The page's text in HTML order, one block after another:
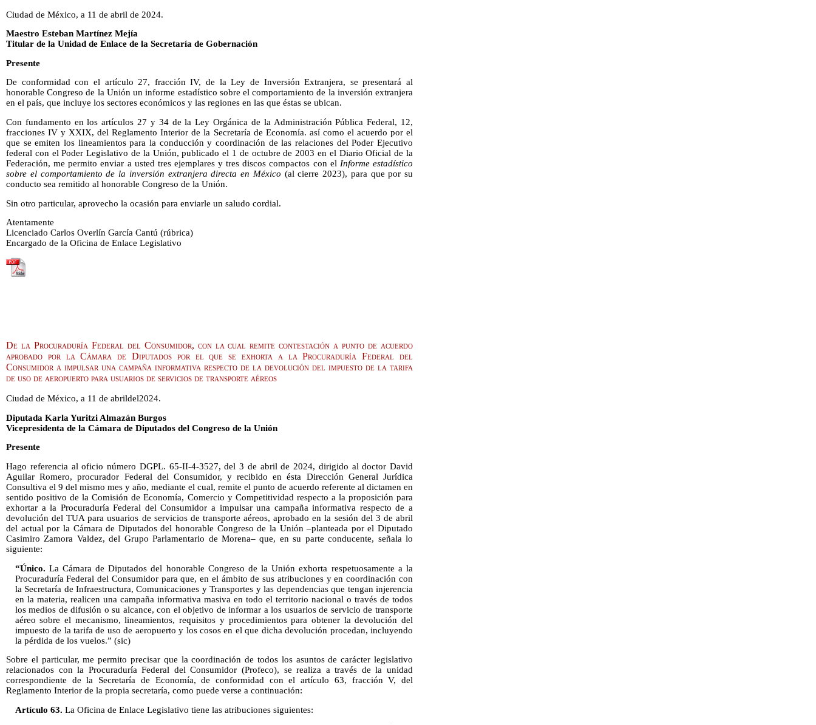
Ciudad de México, a 11 de abril de 2024.
Maestro Esteban Martínez Mejía
Titular de la Unidad de Enlace de la Secretaría de Gobernación
Presente
De conformidad con el artículo 27, fracción IV, de la Ley de Inversión Extranjera, se presentará al
honorable Congreso de la Unión un informe estadístico sobre el comportamiento de la inversión extranjera
en el país, que incluye los sectores económicos y las regiones en las que éstas se ubican.
Con fundamento en los artículos 27 y 34 de la Ley Orgánica de la Administración Pública Federal, 12,
fracciones IV y XXIX, del Reglamento Interior de la Secretaría de Economía. así como el acuerdo por el
que se emiten los lineamientos para la conducción y coordinación de las relaciones del Poder Ejecutivo
federal con el Poder Legislativo de la Unión, publicado el 1 de octubre de 2003 en el Diario Oficial de la
Federación, me permito enviar a usted tres ejemplares y tres discos compactos con el Informe estadístico
sobre el comportamiento de la inversión extranjera directa en México (al cierre 2023), para que por su
conducto sea remitido al honorable Congreso de la Unión.
Sin otro particular, aprovecho la ocasión para enviarle un saludo cordial.
Atentamente
Licenciado Carlos Overlín García Cantú (rúbrica)
Encargado de la Oficina de Enlace Legislativo
De la Procuraduría Federal del Consumidor, con la cual remite contestación a punto de acuerdo
aprobado por la Cámara de Diputados por el que se exhorta a la Procuraduría Federal del
Consumidor a impulsar una campaña informativa respecto de la devolución del impuesto de la tarifa
de uso de aeropuerto para usuarios de servicios de transporte aéreos
Ciudad de México, a 11 de abrildel2024.
Diputada Karla Yuritzi Almazán Burgos
Vicepresidenta de la Cámara de Diputados del Congreso de la Unión
Presente
Hago referencia al oficio número DGPL. 65-II-4-3527, del 3 de abril de 2024, dirigido al doctor David
Aguilar Romero, procurador Federal del Consumidor, y recibido en ésta Dirección General Jurídica
Consultiva el 9 del mismo mes y año, mediante el cual, remite el punto de acuerdo referente al dictamen en
sentido positivo de la Comisión de Economía, Comercio y Competitividad respecto a la proposición para
exhortar a la Procuraduría Federal del Consumidor a impulsar una campaña informativa respecto de a
devolución del TUA para usuarios de servicios de transporte aéreos, aprobado en la sesión del 3 de abril
del actual por la Cámara de Diputados del honorable Congreso de la Unión –planteada por el Diputado
Casimiro Zamora Valdez, del Grupo Parlamentario de Morena– que, en su parte conducente, señala lo
siguiente:
“Único. La Cámara de Diputados del honorable Congreso de la Unión exhorta respetuosamente a la
Procuraduría Federal del Consumidor para que, en el ámbito de sus atribuciones y en coordinación con
la Secretaría de Infraestructura, Comunicaciones y Transportes y las dependencias que tengan injerencia
en la materia, realicen una campaña informativa masiva en todo el territorio nacional o través de todos
los medios de difusión o su alcance, con el objetivo de informar a los usuarios de servicio de transporte
aéreo sobre el mecanismo, lineamientos, requisitos y procedimientos para obtener la devolución del
impuesto de la tarifa de uso de aeropuerto y los cosos en el que dicha devolución procedan, incluyendo
la pérdida de los vuelos.” (sic)
Sobre el particular, me permito precisar que la coordinación de todos los asuntos de carácter legislativo
relacionados con la Procuraduría Federal del Consumidor (Profeco), se realiza a través de la unidad
correspondiente de la Secretaría de Economía, de conformidad con el artículo 63, fracción V, del
Reglamento Interior de la propia secretaría, como puede verse a continuación:
Artículo 63. La Oficina de Enlace Legislativo tiene las atribuciones siguientes: